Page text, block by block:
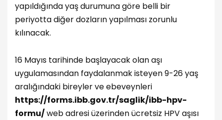
yapıldığında yaş durumuna göre belli bir
periyotta diğer dozların yapılması zorunlu
kılınacak.
16 Mayıs tarihinde başlayacak olan aşı
uygulamasından faydalanmak isteyen 9-26 yaş
aralığındaki bireyler ve ebeveynleri
https://forms.ibb.gov.tr/saglik/ibb-hpv-
formu/web adresi üzerinden ücretsiz HPV aşısı